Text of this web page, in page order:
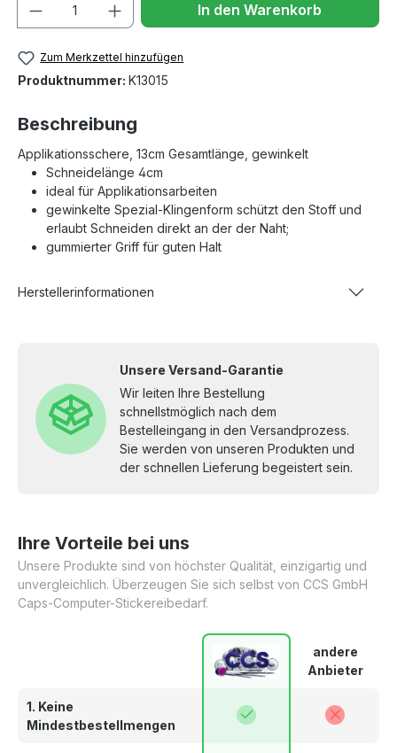
In den Warenkorb
Zum Merkzettel hinzufügen
Produktnummer: K13015
Beschreibung
Applikationsschere, 13cm Gesamtlänge , gewinkelt
Schneidelänge 4cm
ideal für Applikationsarbeiten
gewinkelte Spezial-Klingenform schützt den Stoff und
erlaubt Schneiden direkt an der der Naht;
gummierter Griff für guten Halt
Herstellerinformationen
Unsere Versand-Garantie
Wir leiten Ihre Bestellung
schnellstmöglich nach dem
Bestelleingang in den Versandprozess.
Sie werden von unseren Produkten und
der schnellen Lieferung begeistert sein.
Ihre Vorteile bei uns
Unsere Produkte sind von höchster Qualität, einzigartig und
unvergleichlich. Überzeugen Sie sich selbst von CCS GmbH
Caps-Computer-Stickereibedarf.
andere
Anbieter
1. Keine
Mindestbestellmengen